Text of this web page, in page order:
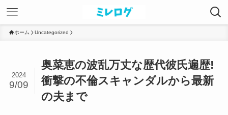
ホーム Uncategorized
奥菜恵の波乱万丈な歴代彼氏遍歴!
衝撃の不倫スキャンダルから最新
の夫まで
2024
9/09